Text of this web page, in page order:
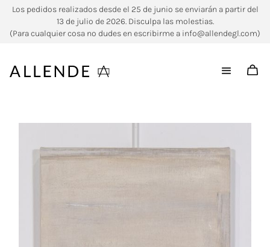
Los pedidos realizados desde el 25 de junio se enviarán a partir del
13 de julio de 2026. Disculpa las molestias.
(Para cualquier cosa no dudes en escribirme a info@allendegl.com)